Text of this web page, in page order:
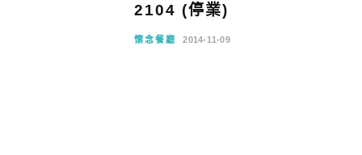
2104 (停業)
懷念餐廳 2014-11-09